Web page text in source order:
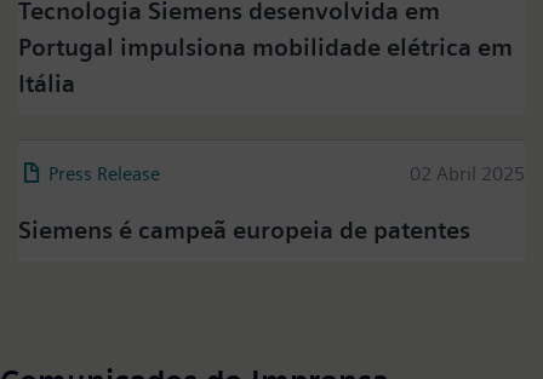
Tecnologia Siemens desenvolvida em
Portugal impulsiona mobilidade elétrica em
Itália
Press Release 02 Abril 2025
Siemens é campeã europeia de patentes
Por favor, clique em "Aceitar" para ver ver o conteúdo
do Twitter aqui e se concorda que os seus dados sejam
transmitidos e processados ​​pelo Twitter. Por favor,
Please check twitter's data privacy policy for further
information.